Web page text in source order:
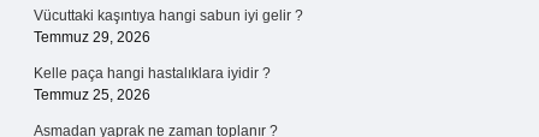
Vücuttaki kaşıntıya hangi sabun iyi gelir ?
Temmuz 29, 2026
Kelle paça hangi hastalıklara iyidir ?
Temmuz 25, 2026
Asmadan yaprak ne zaman toplanır ?